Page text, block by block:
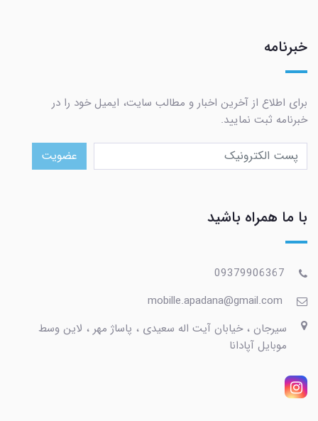
خبرنامه
برای اطلاع از آخرین اخبار و مطالب سایت، ایمیل خود را در
خبرنامه ثبت نمایید.
عضویت
با ما همراه باشید
09379906367
mobille.apadana@gmail.com
سیرجان ، خیابان آیت اله سعیدی ، پاساژ مهر ، لاین وسط
موبایل آپادانا